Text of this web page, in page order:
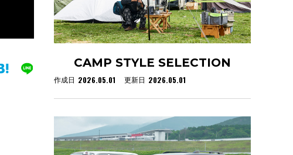
CAMP STYLE SELECTION
作成日 2026.05.01 更新日 2026.05.01